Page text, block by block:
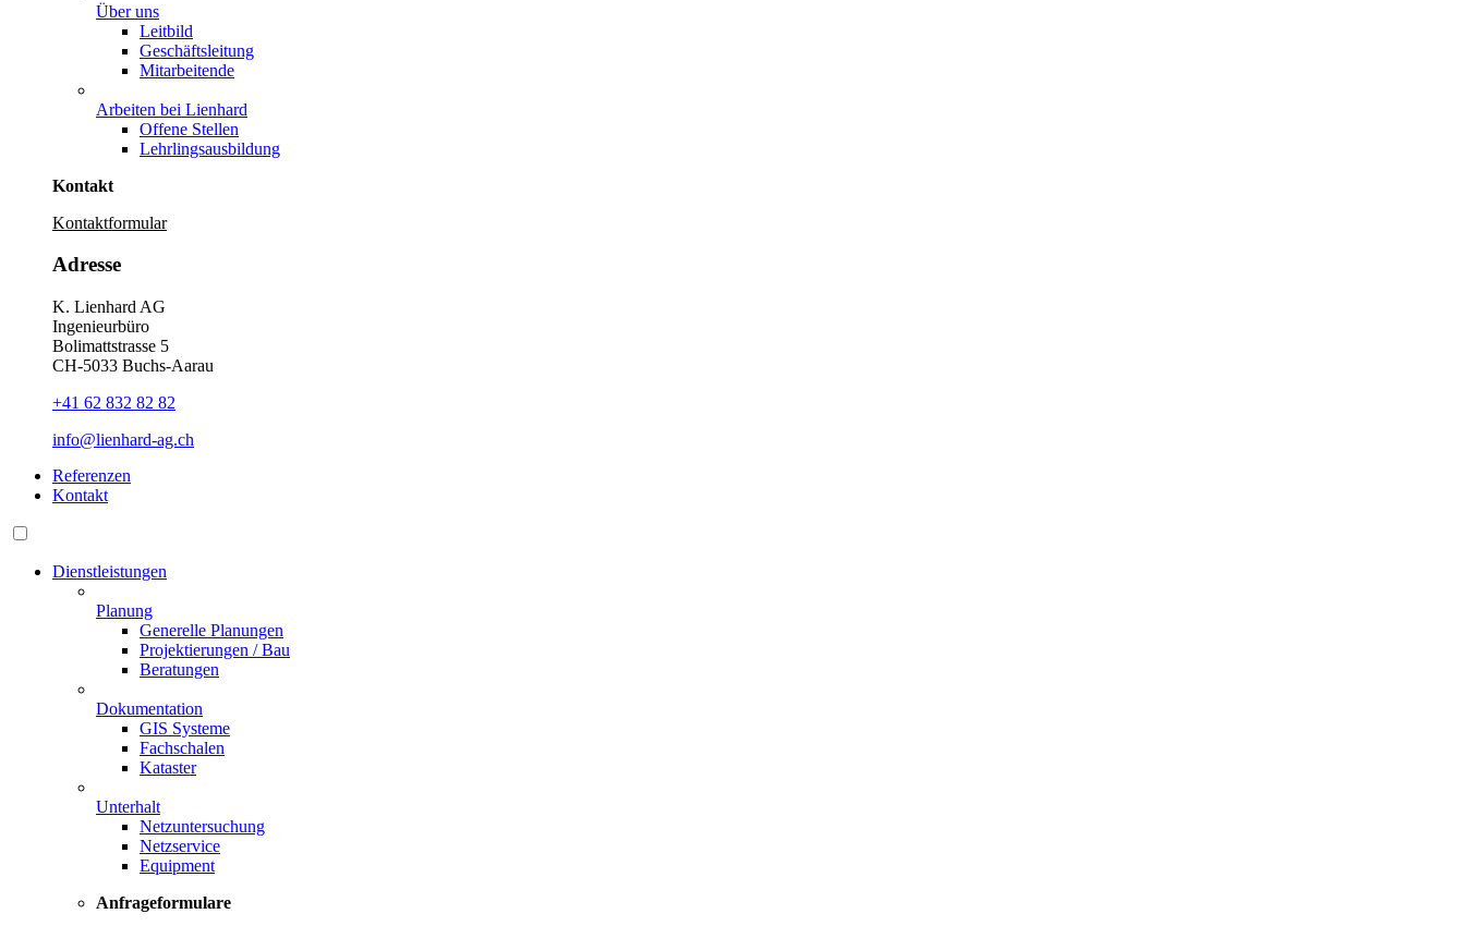
Über uns
Leitbild
Geschäftsleitung
Mitarbeitende
Arbeiten bei Lienhard
Offene Stellen
Lehrlingsausbildung
Kontakt
Kontaktformular
Adresse
K. Lienhard AG
Ingenieurbüro
Bolimattstrasse 5
CH-5033 Buchs-Aarau
+41 62 832 82 82
info@lienhard-ag.ch
Referenzen
Kontakt
Dienstleistungen
Planung
Generelle Planungen
Projektierungen / Bau
Beratungen
Dokumentation
GIS Systeme
Fachschalen
Kataster
Unterhalt
Netzuntersuchung
Netzservice
Equipment
Anfrageformulare